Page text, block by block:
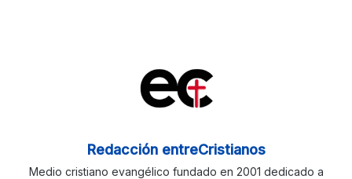
Redacción entreCristianos
Medio cristiano evangélico fundado en 2001 dedicado a